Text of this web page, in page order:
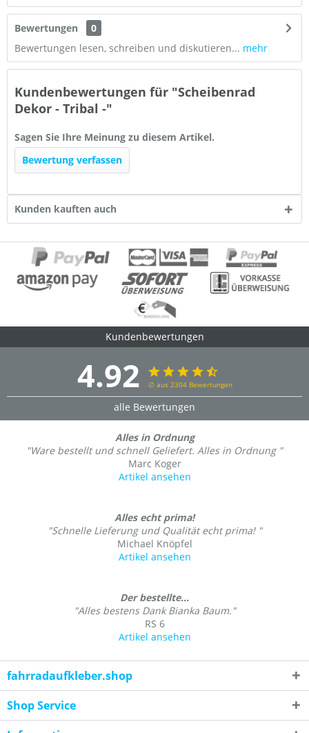
Bewertungen
0
Bewertungen lesen, schreiben und diskutieren... mehr
Kundenbewertungen für "Scheibenrad
Dekor - Tribal -"
Sagen Sie Ihre Meinung zu diesem Artikel.
Bewertung verfassen
Kunden kauften auch
Kundenbewertungen
4.92 ∅ aus 2304 Bewertungen
alle Bewertungen
Alles in Ordnung
"Ware bestellt und schnell Geliefert. Alles in Ordnung "
Marc Koger
Artikel ansehen
Alles echt prima!
"Schnelle Lieferung und Qualität echt prima! "
Michael Knöpfel
Artikel ansehen
Der bestellte...
"Alles bestens Dank Bianka Baum."
RS 6
Artikel ansehen
fahrradaufkleber.shop
Shop Service